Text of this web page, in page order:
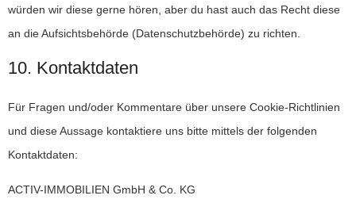
würden wir diese gerne hören, aber du hast auch das Recht diese
an die Aufsichtsbehörde (Datenschutzbehörde) zu richten.
10. Kontaktdaten
Für Fragen und/oder Kommentare über unsere Cookie-Richtlinien
und diese Aussage kontaktiere uns bitte mittels der folgenden
Kontaktdaten:
ACTIV-IMMOBILIEN GmbH & Co. KG